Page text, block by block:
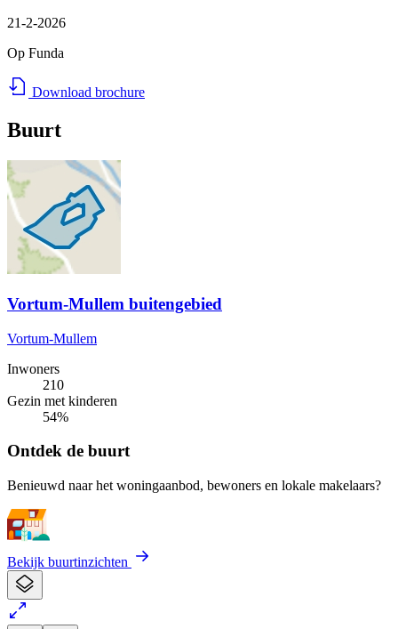
21-2-2026
Op Funda
Download brochure
Buurt
Vortum-Mullem buitengebied
Vortum-Mullem
Inwoners
210
Gezin met kinderen
54%
Ontdek de buurt
Benieuwd naar het woningaanbod, bewoners en lokale makelaars?
Bekijk buurtinzichten